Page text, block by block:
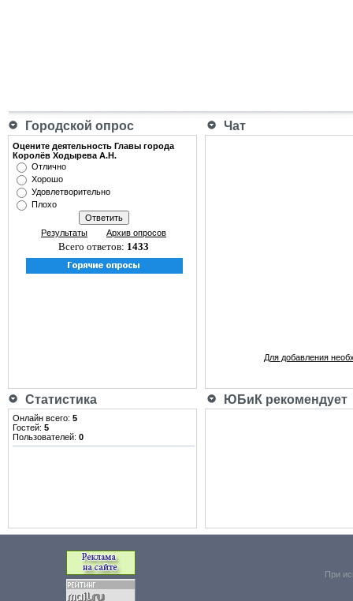
Городской опрос Чат
Оцените деятельность Главы города
Королёв Ходырева А.Н.
Отлично
Хорошо
Удовлетворительно
Плохо
Результаты Архив опросов
Всего ответов: 1433
Для добавления
Статистика ЮБиК рекомендует
Онлайн всего: 5
Гостей: 5
Пользователей: 0
При